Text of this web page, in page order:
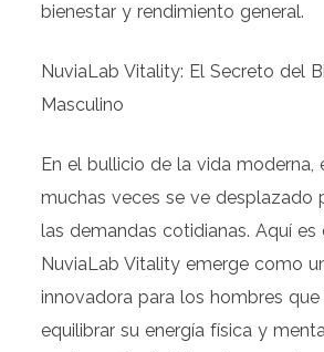
bienestar y rendimiento general.
NuviaLab Vitality: El Secreto del
Masculino
En el bullicio de la vida moderna,
muchas veces se ve desplazado
las demandas cotidianas. Aquí es
NuviaLab Vitality emerge como
innovadora para los hombres que
equilibrar su energía física y